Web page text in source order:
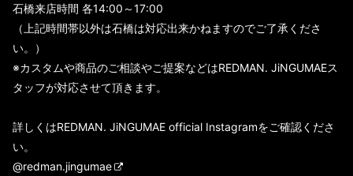
石橋来店時間 各14:00～17:00
（上記時間帯以外は石橋は対応出来かねますのでご了承くださ
い。）
※カスタムや商品のご相談やご提案などはREDMAN. JiNGUMAEス
タッフが対応させて頂きます。
詳しくはREDMAN. JiNGUMAE official Instagramをご確認くださ
い。
@redman.jingumae